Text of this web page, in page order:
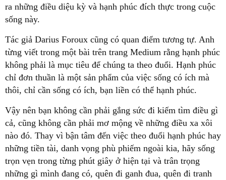
ra những điều diệu kỳ và hạnh phúc đích thực trong cuộc
sống này.
Tác giả Darius Foroux cũng có quan điểm tương tự. Anh
từng viết trong một bài trên trang Medium rằng hạnh phúc
không phải là mục tiêu để chúng ta theo đuổi. Hạnh phúc
chỉ đơn thuần là một sản phẩm của việc sống có ích mà
thôi, chỉ cần sống có ích, bạn liền có thể hạnh phúc.
Vậy nên bạn không cần phải gắng sức đi kiếm tìm điều gì
cả, cũng không cần phải mơ mộng về những điều xa xôi
nào đó. Thay vì bận tâm đến việc theo đuổi hạnh phúc hay
những tiền tài, danh vọng phù phiếm ngoài kia, hãy sống
trọn vẹn trong từng phút giây ở hiện tại và trân trọng
những gì mình đang có, quên đi ganh đua, quên đi tranh